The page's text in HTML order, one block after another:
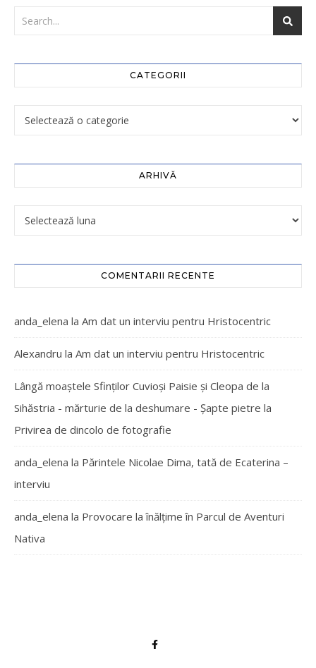
CATEGORII
ARHIVĂ
COMENTARII RECENTE
anda_elena la Am dat un interviu pentru Hristocentric
Alexandru la Am dat un interviu pentru Hristocentric
Lângă moaștele Sfinților Cuvioși Paisie și Cleopa de la
Sihăstria - mărturie de la deshumare - Şapte pietre la
Privirea de dincolo de fotografie
anda_elena la Părintele Nicolae Dima, tată de Ecaterina –
interviu
anda_elena la Provocare la înălțime în Parcul de Aventuri
Nativa